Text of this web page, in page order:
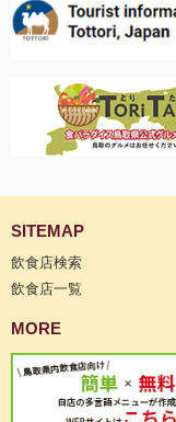
SITEMAP
飲食店検索
飲食店一覧
MORE